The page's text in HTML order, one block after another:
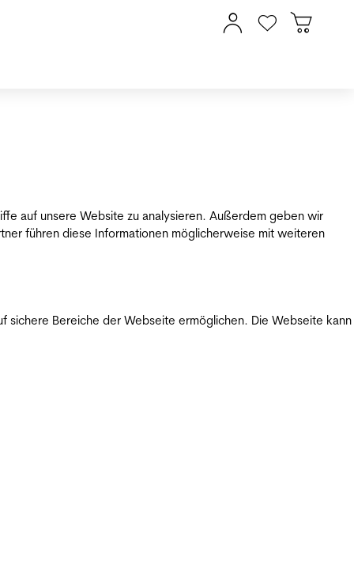
auf unsere Website zu analysieren. Außerdem geben wir
führen diese Informationen möglicherweise mit weiteren
Bereiche der Webseite ermöglichen. Die Webseite kann